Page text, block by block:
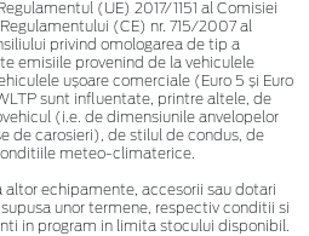
(UE) 2017/1151 al Comisiei
(CE) nr. 715/2007 al
privind omologarea de tip a
emisiile provenind de la vehiculele
ușoare comerciale (Euro 5 și Euro
sunt influentate, printre altele, de
(i.e. de dimensiunile anvelopelor
de carosieri), de stilul de condus, de
meteo-climaterice.
echipamente, accesorii sau dotari
unor termene, respectiv conditii si
in program in limita stocului disponibil.